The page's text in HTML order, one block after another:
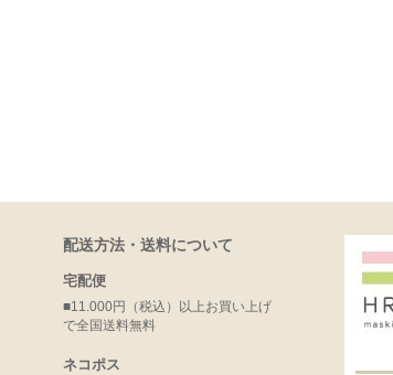
配送方法・送料について
宅配便
■11.000円（税込）以上お買い上げ
で全国送料無料
ネコポス